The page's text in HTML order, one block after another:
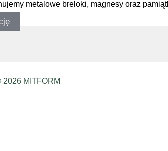
metalowe breloki, magnesy oraz
MITFORM